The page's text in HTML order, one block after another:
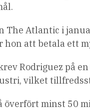
Atlantic i
hon att betala ett
Rodriguez på
vilket
överfört minst 50